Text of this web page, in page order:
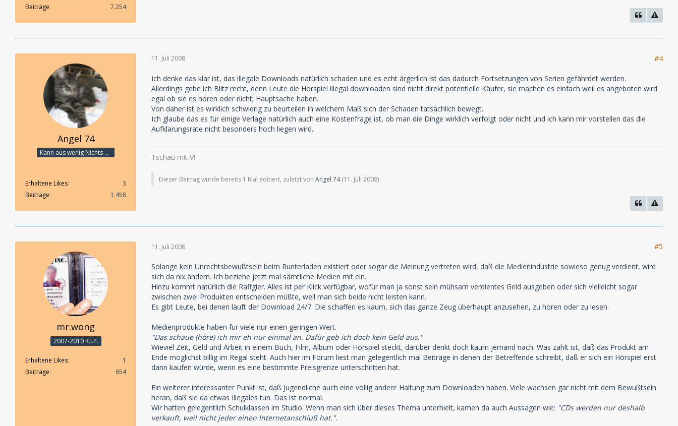
Beiträge
7.254
Angel 74
Kann aus wenig Nichts machen
Erhaltene Likes
3
Beiträge
1.458
11. Juli 2008 #4
Ich denke das klar ist, das illegale Downloads natürlich schaden und es echt ärgerlich ist das dadurch Fortsetzungen von Serien gefährdet werden.
Allerdings gebe ich Blitz recht, denn Leute die Hörspiel illegal downloaden sind nicht direkt potentielle Käufer, sie machen es einfach weil es angeboten wird
egal ob sie es hören oder nicht; Hauptsache haben.
Von daher ist es wirklich schwierig zu beurteilen in welchem Maß sich der Schaden tatsächlich bewegt.
Ich glaube das es für einige Verlage natürlich auch eine Kostenfrage ist, ob man die Dinge wirklich verfolgt oder nicht und ich kann mir vorstellen das die
Aufklärungsrate nicht besonders hoch liegen wird.
Tschau mit V!
Dieser Beitrag wurde bereits 1 Mal editiert, zuletzt von Angel 74(11. Juli 2008)
mr.wong
2007-2010 R.I.P.
Erhaltene Likes
1
Beiträge
654
11. Juli 2008 #5
Solange kein Unrechtsbewußtsein beim Runterladen existiert oder sogar die Meinung vertreten wird, daß die Medienindustrie sowieso genug verdient, wird
sich da nix ändern. Ich beziehe jetzt mal sämtliche Medien mit ein.
Hinzu kommt natürlich die Raffgier. Alles ist per Klick verfügbar, wofür man ja sonst sein mühsam verdientes Geld ausgeben oder sich vielleicht sogar
zwischen zwei Produkten entscheiden müßte, weil man sich beide nicht leisten kann.
Es gibt Leute, bei denen läuft der Download 24/7. Die schaffen es kaum, sich das ganze Zeug überhaupt anzusehen, zu hören oder zu lesen.
Medienprodukte haben für viele nur einen geringen Wert.
"Das schaue (höre) ich mir eh nur einmal an. Dafür geb ich doch kein Geld aus."
Wieviel Zeit, Geld und Arbeit in einem Buch, Film, Album oder Hörspiel steckt, darüber denkt doch kaum jemand nach. Was zählt ist, daß das Produkt am
Ende möglichst billig im Regal steht. Auch hier im Forum liest man gelegentlich mal Beiträge in denen der Betreffende schreibt, daß er sich ein Hörspiel erst
dann kaufen würde, wenn es eine bestimmte Preisgrenze unterschritten hat.
Ein weiterer interessanter Punkt ist, daß Jugendliche auch eine völlig andere Haltung zum Downloaden haben. Viele wachsen gar nicht mit dem Bewußtsein
heran, daß sie da etwas Illegales tun. Das ist normal.
Wir hatten gelegentlich Schulklassen im Studio. Wenn man sich über dieses Thema unterhielt, kamen da auch Aussagen wie: "CDs werden nur deshalb
verkauft, weil nicht jeder einen Internetanschluß hat.".